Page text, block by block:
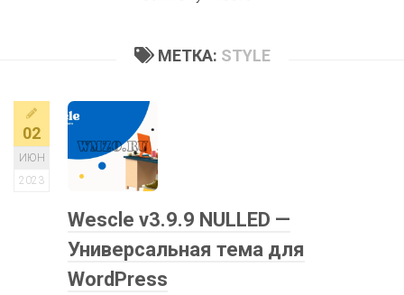
МЕТКА: STYLE
02
ИЮН
2023
Wescle v3.9.9 NULLED —
Универсальная тема для
WordPress